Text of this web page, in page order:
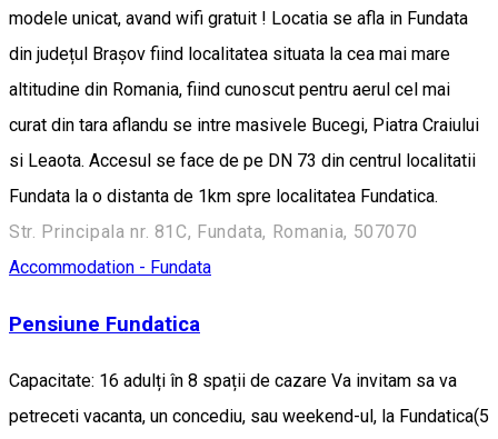
modele unicat, avand wifi gratuit ! Locatia se afla in Fundata
din județul Brașov fiind localitatea situata la cea mai mare
altitudine din Romania, fiind cunoscut pentru aerul cel mai
curat din tara aflandu se intre masivele Bucegi, Piatra Craiului
si Leaota. Accesul se face de pe DN 73 din centrul localitatii
Fundata la o distanta de 1km spre localitatea Fundatica.
Str. Principala nr. 81C, Fundata, Romania, 507070
Accommodation - Fundata
Pensiune Fundatica
Capacitate: 16 adulți în 8 spații de cazare Va invitam sa va
petreceti vacanta, un concediu, sau weekend-ul, la Fundatica(5